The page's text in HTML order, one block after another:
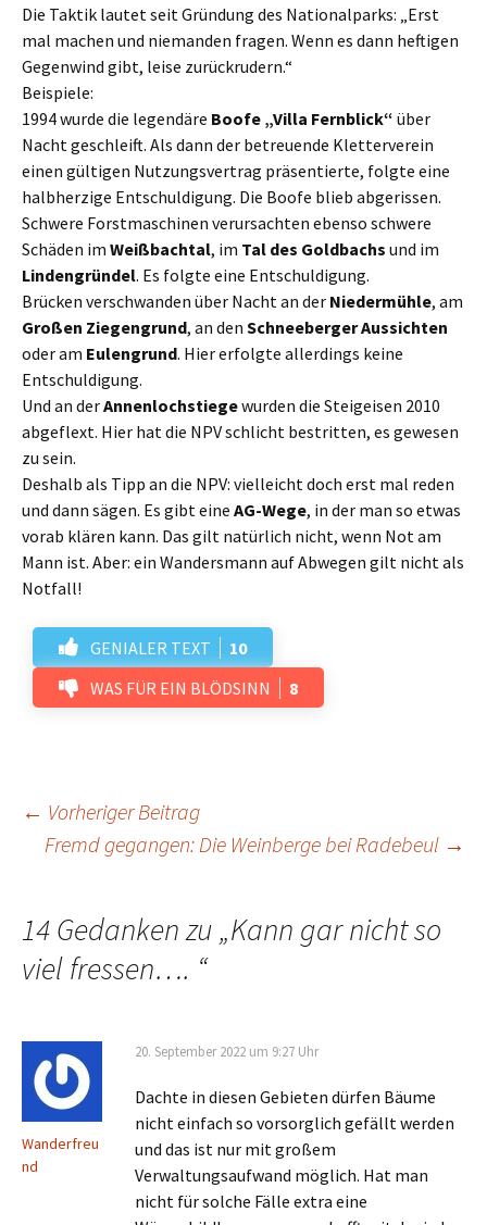
Die Taktik lautet seit Gründung des Nationalparks: „Erst
mal machen und niemanden fragen. Wenn es dann heftigen
Gegenwind gibt, leise zurückrudern.“
Beispiele:
1994 wurde die legendäre Boofe „Villa Fernblick“ über
Nacht geschleift. Als dann der betreuende Kletterverein
einen gültigen Nutzungsvertrag präsentierte, folgte eine
halbherzige Entschuldigung. Die Boofe blieb abgerissen.
Schwere Forstmaschinen verursachten ebenso schwere
Schäden im Weißbachtal, im Tal des Goldbachs und im
Lindengründel. Es folgte eine Entschuldigung.
Brücken verschwanden über Nacht an der Niedermühle, am
Großen Ziegengrund, an den Schneeberger Aussichten
oder am Eulengrund. Hier erfolgte allerdings keine
Entschuldigung.
Und an derAnnenlochstiegewurden die Steigeisen 2010
abgeflext. Hier hat die NPV schlicht bestritten, es gewesen
zu sein.
Deshalb als Tipp an die NPV: vielleicht doch erst mal reden
und dann sägen. Es gibt eine AG-Wege, in der man so etwas
vorab klären kann. Das gilt natürlich nicht, wenn Not am
Mann ist. Aber: ein Wandersmann auf Abwegen gilt nicht als
Notfall!
GENIALER TEXT
10
WAS FÜR EIN BLÖDSINN
8
Beitrags-
← Vorheriger Beitrag
Fremd gegangen: Die Weinberge bei Radebeul →
14 Gedanken zu „Kann gar nicht so
viel fressen…. “
Wanderfreu
nd
20. September 2022 um 9:27 Uhr
Dachte in diesen Gebieten dürfen Bäume
nicht einfach so vorsorglich gefällt werden
und das ist nur mit großem
Verwaltungsaufwand möglich. Hat man
nicht für solche Fälle extra eine